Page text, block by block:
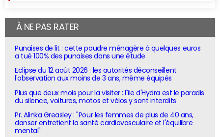
À NE PAS RATER
Punaises de lit : cette poudre ménagère à quelques euros
a tué 100% des punaises dans une étude
Eclipse du 12 août 2026 : les autorités déconseillent
l'observation aux moins de 3 ans, même équipés
Plus que deux mois pour la visiter : l'île d'Hydra est le paradis
du silence, voitures, motos et vélos y sont interdits
Pr. Alinka Greasley : "Pour les femmes de plus de 40 ans,
danser entretient la santé cardiovasculaire et l'équilibre
mental"